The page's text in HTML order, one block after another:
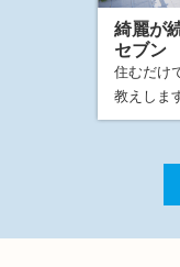
綺麗が
セブン
住むだけ
教えしま